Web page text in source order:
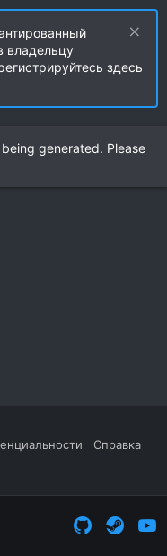
владельцу
здесь
generated. Please
Справка